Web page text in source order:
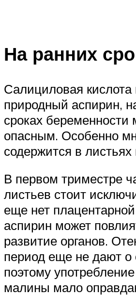
На ранних
Салициловая кислота
природный аспирин,
сроках беременности
опасным. Особенно
содержится в
В первом триместре
листьев стоит
еще нет
аспирин может
развитие органов.
период еще не дают о
поэтому
малины мало